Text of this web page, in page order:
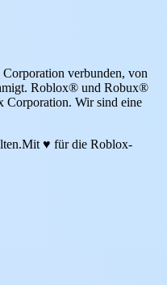
verbunden, von
Roblox® und Robux®
Corporation. Wir sind eine
Mit ♥ für die Roblox-